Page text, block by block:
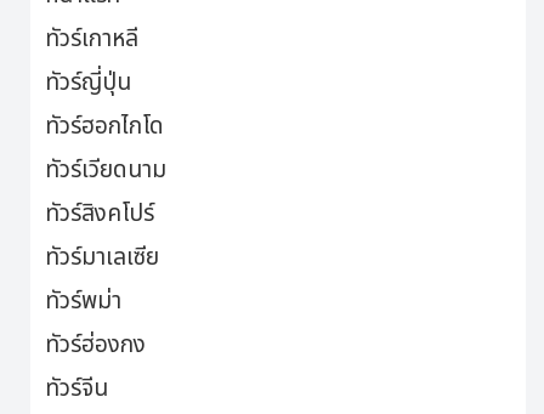
ทัวร์เกาหลี
ทัวร์ญี่ปุ่น
ทัวร์ฮอกไกโด
ทัวร์เวียดนาม
ทัวร์สิงคโปร์
ทัวร์มาเลเซีย
ทัวร์พม่า
ทัวร์ฮ่องกง
ทัวร์จีน